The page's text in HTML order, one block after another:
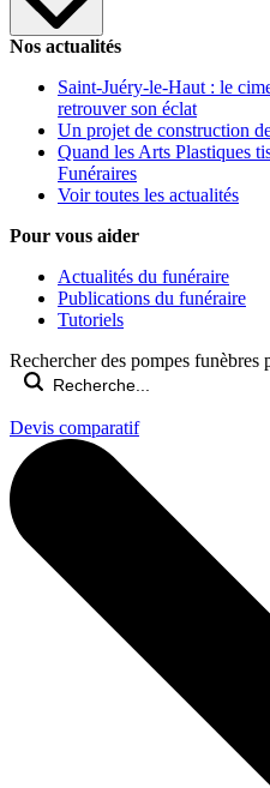
Nos actualités
Saint-Juéry-le-Haut : le
retrouver son éclat
Un projet de construction
Quand les Arts Plastiques
Funéraires
Voir toutes les actualités
Pour vous aider
Actualités du funéraire
Publications du funéraire
Tutoriels
Rechercher des pompes funèbres
Devis comparatif